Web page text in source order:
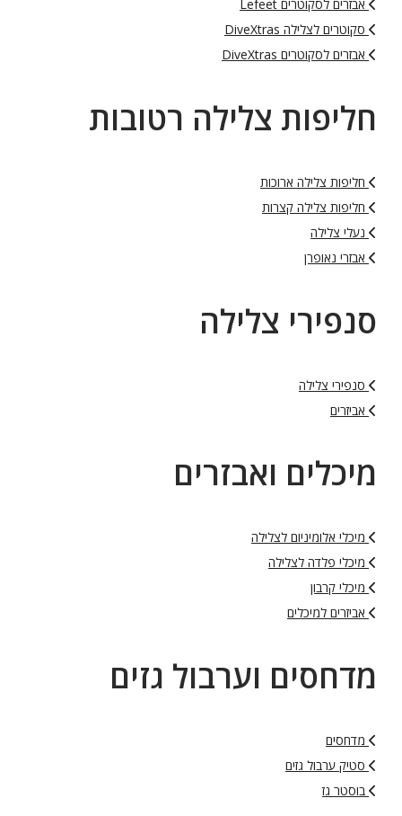
אבזרים לסקוטרים Lefeet
סקוטרים לצלילה DiveXtras
אבזרים לסקוטרים DiveXtras
חליפות צלילה רטובות
חליפות צלילה ארוכות
חליפות צלילה קצרות
נעלי צלילה
אבזרי נאופרן
סנפירי צלילה
סנפירי צלילה
אביזרים
מיכלים ואבזרים
מיכלי אלומיניום לצלילה
מיכלי פלדה לצלילה
מיכלי קרבון
אביזרים למיכלים
מדחסים וערבול גזים
מדחסים
סטיק ערבול גזים
בוסטר גז